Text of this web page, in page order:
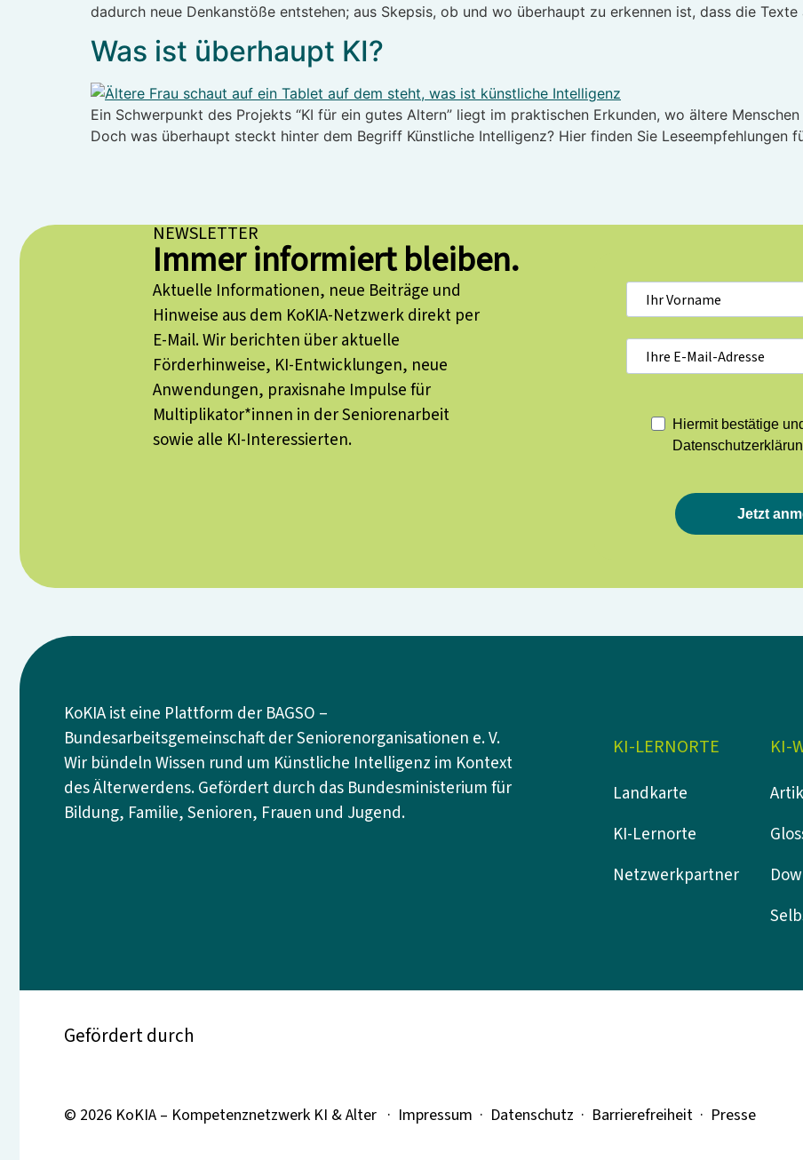
dadurch neue Denkanstöße entstehen; aus Skepsis, ob und wo überhaupt zu erkennen ist, dass die
Was ist überhaupt KI?
Ein Schwerpunkt des Projekts “KI für ein gutes Altern” liegt im praktischen Erkunden, wo ältere
Doch was überhaupt steckt hinter dem Begriff Künstliche Intelligenz? Hier finden Sie Leseempfehlungen
NEWSLETTER
Immer informiert bleiben.
Aktuelle Informationen, neue Beiträge und
Hinweise aus dem KoKIA-Netzwerk direkt per
E-Mail. Wir berichten über aktuelle
Förderhinweise, KI-Entwicklungen, neue
Anwendungen, praxisnahe Impulse für
Multiplikator*innen in der Seniorenarbeit
sowie alle KI-Interessierten.
Hiermit bestätige
Jetzt
KoKIA ist eine Plattform der BAGSO –
Bundesarbeitsgemeinschaft der Seniorenorganisationen e. V.
Wir bündeln Wissen rund um Künstliche Intelligenz im Kontext
des Älterwerdens. Gefördert durch das Bundesministerium für
Bildung, Familie, Senioren, Frauen und Jugend.
KI-LERNORTE
Landkarte
KI-Lernorte
Netzwerkpartner
KI-
Gefördert durch
© 2026 KoKIA – Kompetenznetzwerk KI & Alter · Impressum · Datenschutz · Barrierefreiheit · Presse